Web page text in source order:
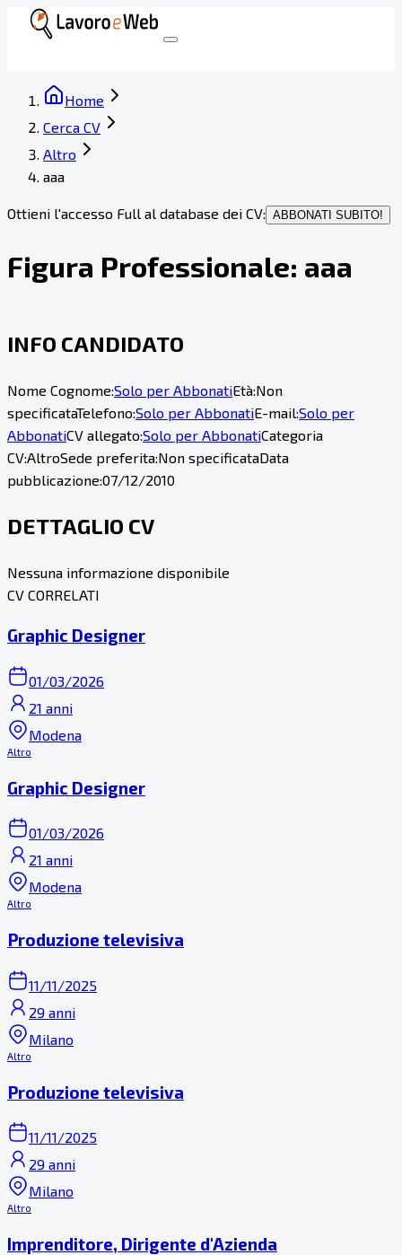
Home
Cerca CV
Altro
aaa
Ottieni l'accesso Full al database dei CV: ABBONATI SUBITO!
Figura Professionale: aaa
INFO CANDIDATO
Nome Cognome:Solo per AbbonatiEtà:Non
specificataTelefono:Solo per AbbonatiE-mail:Solo per
AbbonatiCV allegato:Solo per AbbonatiCategoria
CV:AltroSede preferita:Non specificataData
pubblicazione:07/12/2010
DETTAGLIO CV
Nessuna informazione disponibile
CV CORRELATI
Graphic Designer
01/03/2026
21 anni
Modena
Altro
Graphic Designer
01/03/2026
21 anni
Modena
Altro
Produzione televisiva
11/11/2025
29 anni
Milano
Altro
Produzione televisiva
11/11/2025
29 anni
Milano
Altro
Imprenditore, Dirigente d'Azienda